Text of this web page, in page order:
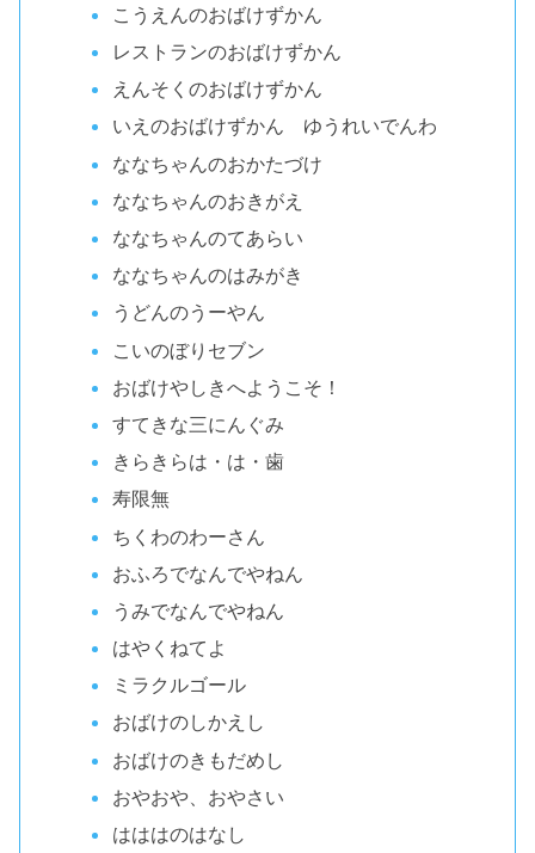
こうえんのおばけずかん
レストランのおばけずかん
えんそくのおばけずかん
いえのおばけずかん ゆうれいでんわ
ななちゃんのおかたづけ
ななちゃんのおきがえ
ななちゃんのてあらい
ななちゃんのはみがき
うどんのうーやん
こいのぼりセブン
おばけやしきへようこそ！
すてきな三にんぐみ
きらきらは・は・歯
寿限無
ちくわのわーさん
おふろでなんでやねん
うみでなんでやねん
はやくねてよ
ミラクルゴール
おばけのしかえし
おばけのきもだめし
おやおや、おやさい
はははのはなし